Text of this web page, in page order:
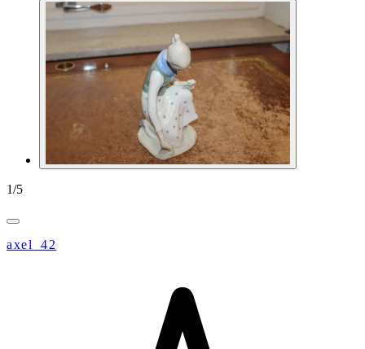
1/5
axel_42